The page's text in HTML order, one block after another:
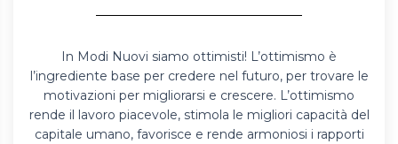
In Modi Nuovi siamo ottimisti! L’ottimismo è
l’ingrediente base per credere nel futuro, per trovare le
motivazioni per migliorarsi e crescere. L’ottimismo
rende il lavoro piacevole, stimola le migliori capacità del
capitale umano, favorisce e rende armoniosi i rapporti